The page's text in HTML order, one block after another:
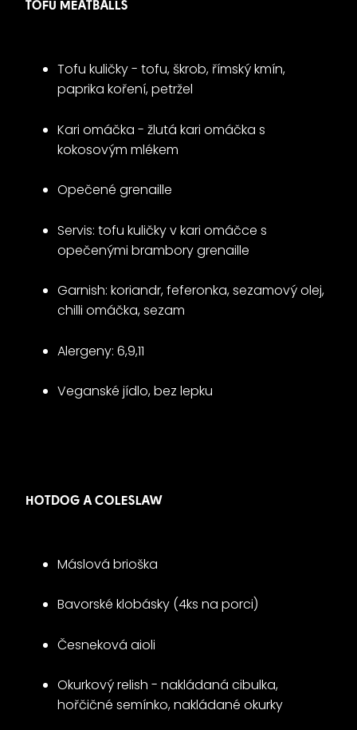
TOFU MEATBALLS
Tofu kuličky - tofu, škrob, římský kmín,
paprika koření, petržel
Kari omáčka - žlutá kari omáčka s
kokosovým mlékem
Opečené grenaille
Servis: tofu kuličky v kari omáčce s
opečenými brambory grenaille
Garnish: koriandr, feferonka, sezamový olej,
chilli omáčka, sezam
Alergeny: 6,9,11
Veganské jídlo, bez lepku
HOTDOG A COLESLAW
Máslová brioška
Bavorské klobásky (4ks na porci)
Česneková aioli
Okurkový relish - nakládaná cibulka,
hořčičné semínko, nakládané okurky